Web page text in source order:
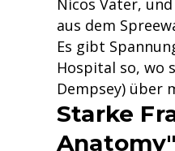
aus dem
Es gibt
Hospital so, wo
Dempsey) über
Starke